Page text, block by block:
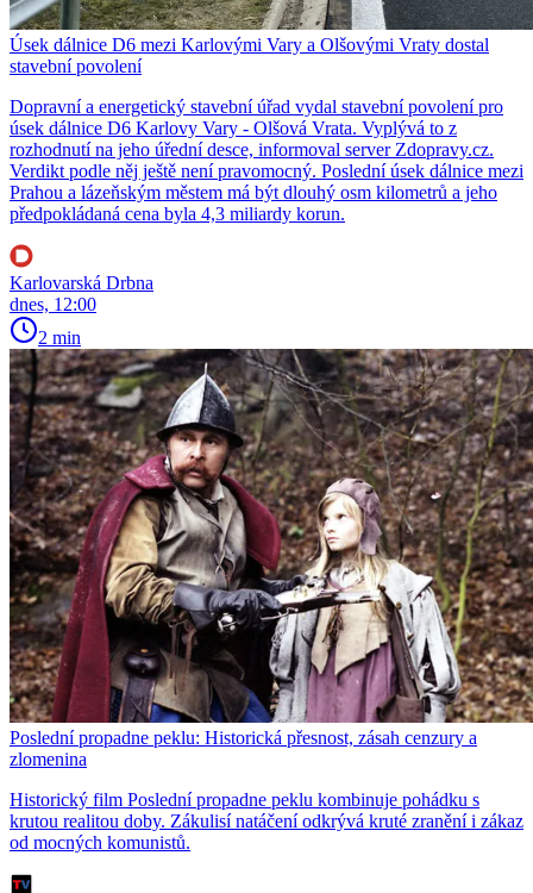
Úsek dálnice D6 mezi Karlovými Vary a Olšovými Vraty dostal
stavební povolení
Dopravní a energetický stavební úřad vydal stavební povolení pro
úsek dálnice D6 Karlovy Vary - Olšová Vrata. Vyplývá to z
rozhodnutí na jeho úřední desce, informoval server Zdopravy.cz.
Verdikt podle něj ještě není pravomocný. Poslední úsek dálnice mezi
Prahou a lázeňským městem má být dlouhý osm kilometrů a jeho
předpokládaná cena byla 4,3 miliardy korun.
Karlovarská Drbna
dnes, 12:00
2 min
Poslední propadne peklu: Historická přesnost, zásah cenzury a
zlomenina
Historický film Poslední propadne peklu kombinuje pohádku s
krutou realitou doby. Zákulisí natáčení odkrývá kruté zranění i zákaz
od mocných komunistů.